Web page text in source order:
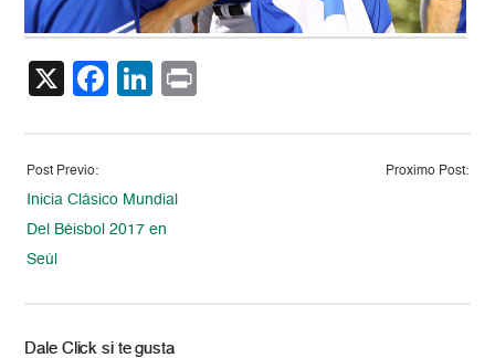
X Facebook
LinkedIn
Post Previo:
Inicia Clásico Mundial
Del Béisbol 2017 en
Seúl
Proximo Post:
Dale Click si te gusta